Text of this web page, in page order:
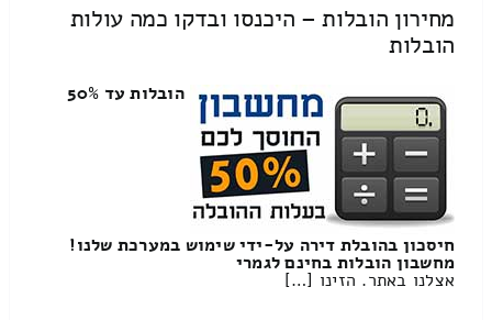
מחירון הובלות – היכנסו ובדקו כמה עולות
הובלות
הובלות עד 50%
חיסכון בהובלת דירה על-ידי שימוש במערכת שלנו!
מחשבון הובלות בחינם לגמרי
אצלנו באתר. הזינו […]